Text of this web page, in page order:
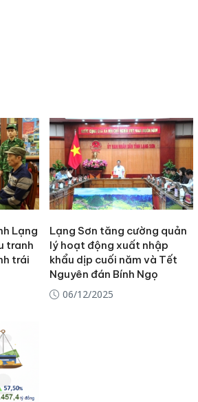
Lạng
tranh
trái
Lạng Sơn tăng cường quản
lý hoạt động xuất nhập
khẩu dịp cuối năm và Tết
Nguyên đán Bính Ngọ
06/12/2025